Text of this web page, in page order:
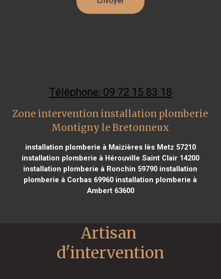
Téléphone: 09 72 15 83 18
Zone intervention installation plomberie
Montigny le Bretonneux
installation plomberie à Maizières lès Metz 57210
installation plomberie à Hérouville Saint Clair 14200
installation plomberie à Ronchin 59790 installation
plomberie à Corbas 69960 installation plomberie à
Ambert 63600
Artisan
d'intervention